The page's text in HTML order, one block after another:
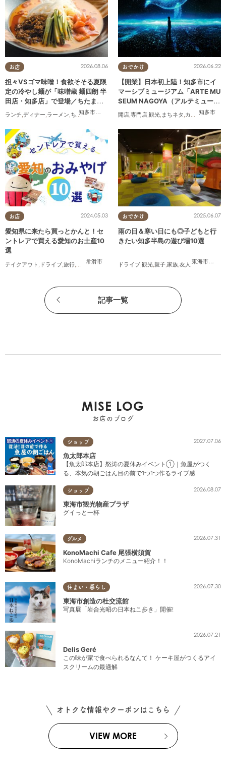
お店
知多市半田市
2026.08.06
担々VSゴマ味噌！食欲そそる夏限
定の冷やし麺が「味噌蔵 麺四朗 半
田店・知多店」で登場／ちたまる
ランチ,ディナー,ラーメン,ちたまる広告
おでかけ
知多市
2026.06.22
【開業】日本初上陸！知多市にイ
マーシブミュージアム「ARTE MU
SEUM NAGOYA（アルテミュージ
アムナゴヤ）」が2026年11月下旬
にオープン
開店,専門店,観光, まちネタ ,カップル ,友人
お店
常滑市
2024.05.03
愛知県に来たら買っとかんと！セ
ントレアで買える愛知のお土産10
選
テイクアウト , ドライブ,旅行,観光,家族,
おでかけ
東海市
,大府
2025.06.07
雨の日＆寒い日にも◎子どもと行
きたい知多半島の遊び場10選
ドライブ,観光,親子,家族,友人
記事一覧
MISE LOG
お店のブログ
ショップ 2027.07.06
魚太郎本店
【魚太郎本店】怒涛の夏休みイベント①｜魚屋がつく
る、本気の朝ごはん目の前で1つ1つ作るライブ感
ショップ 2026.08.07
東海市観光物産プラザ
グイっと一杯
グルメ 2026.07.31
KonoMachi Cafe 尾張横須賀
KonoMachiランチのメニュー紹介！！
住まい・暮らし 2026.07.30
東海市創造の杜交流館
写真展「岩合光昭の日本ねこ歩き」開催!
2026.07.21
Delis Geré
この味が家で食べられるなんて！ ケーキ屋がつくるアイ
スクリームの最適解
オトクな情報やクーポンはこちら
VIEW MORE